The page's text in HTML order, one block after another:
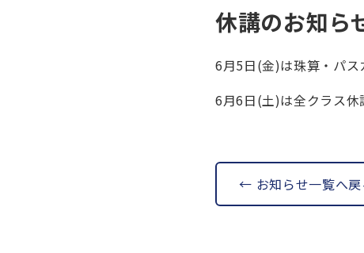
休講のお知ら
6月5日(金)は珠算・パス
6月6日(土)は全クラス休
← お知らせ一覧へ戻